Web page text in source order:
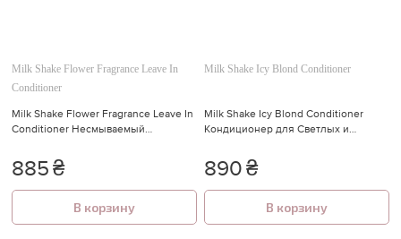
Milk Shake Flower Fragrance Leave In
Conditioner
Milk Shake Flower Fragrance Leave In
Conditioner Несмываемый
Волос 350 мл
885₴
В корзину
Milk Shake Icy Blond Conditioner
Milk Shake Icy Blond Conditioner
Кондиционер для Светлых и
890₴
В корзину